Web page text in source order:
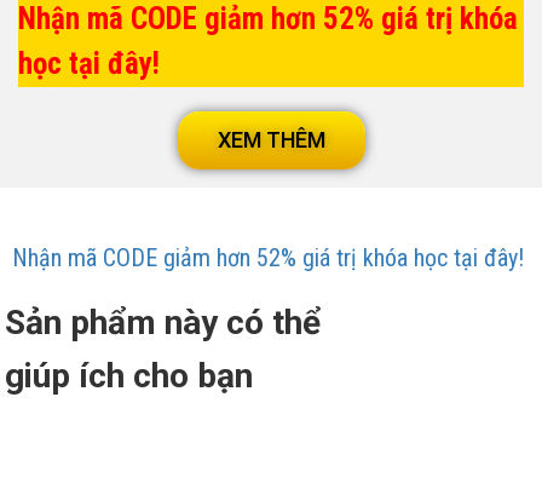
Nhận mã CODE giảm hơn 52% giá trị khóa
học tại đây!
XEM THÊM
Nhận mã CODE giảm hơn 52% giá trị khóa học tại đây!
Sản phẩm này có thể
giúp ích cho bạn